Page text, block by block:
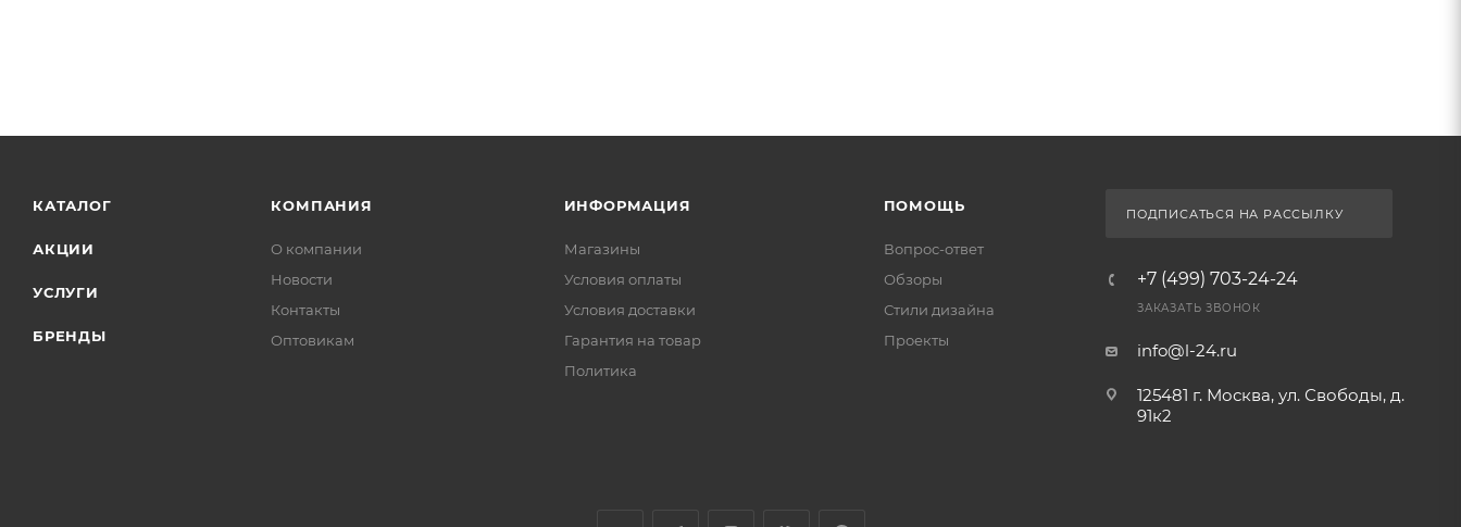
КАТАЛОГ
АКЦИИ
УСЛУГИ
БРЕНДЫ
КОМПАНИЯ
О компании
Новости
Контакты
Оптовикам
ИНФОРМАЦИЯ
Магазины
Условия оплаты
Условия доставки
Гарантия на товар
Политика
ПОМОЩЬ
Вопрос-ответ
Обзоры
Стили дизайна
Проекты
ПОДПИСАТЬСЯ НА РАССЫЛКУ
+7 (499) 703-24-24
ЗАКАЗАТЬ ЗВОНОК
info@l-24.ru
125481 г. Москва, ул. Свободы, д.
91к2